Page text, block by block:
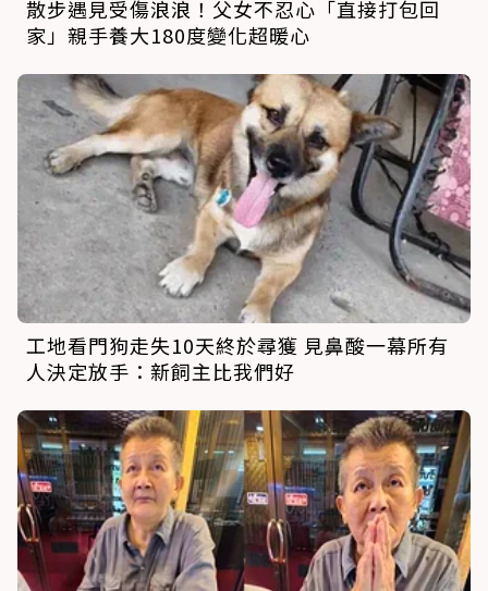
散步遇見受傷浪浪！父女不忍心「直接打包回
家」親手養大180度變化超暖心
工地看門狗走失10天終於尋獲 見鼻酸一幕所有
人決定放手：新飼主比我們好